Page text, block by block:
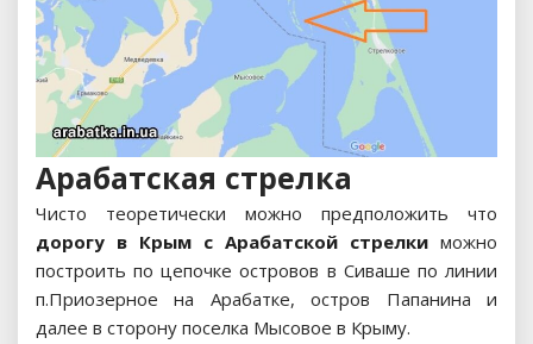
Арабатская стрелка
Чисто теоретически можно предположить что
дорогу в Крым с Арабатской стрелки можно
построить по цепочке островов в Сиваше по линии
п.Приозерное на Арабатке, остров Папанина и
далее в сторону поселка Мысовое в Крыму.